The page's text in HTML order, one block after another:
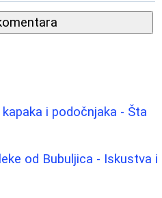
i podočnjaka - Šta
od Bubuljica - Iskustva i